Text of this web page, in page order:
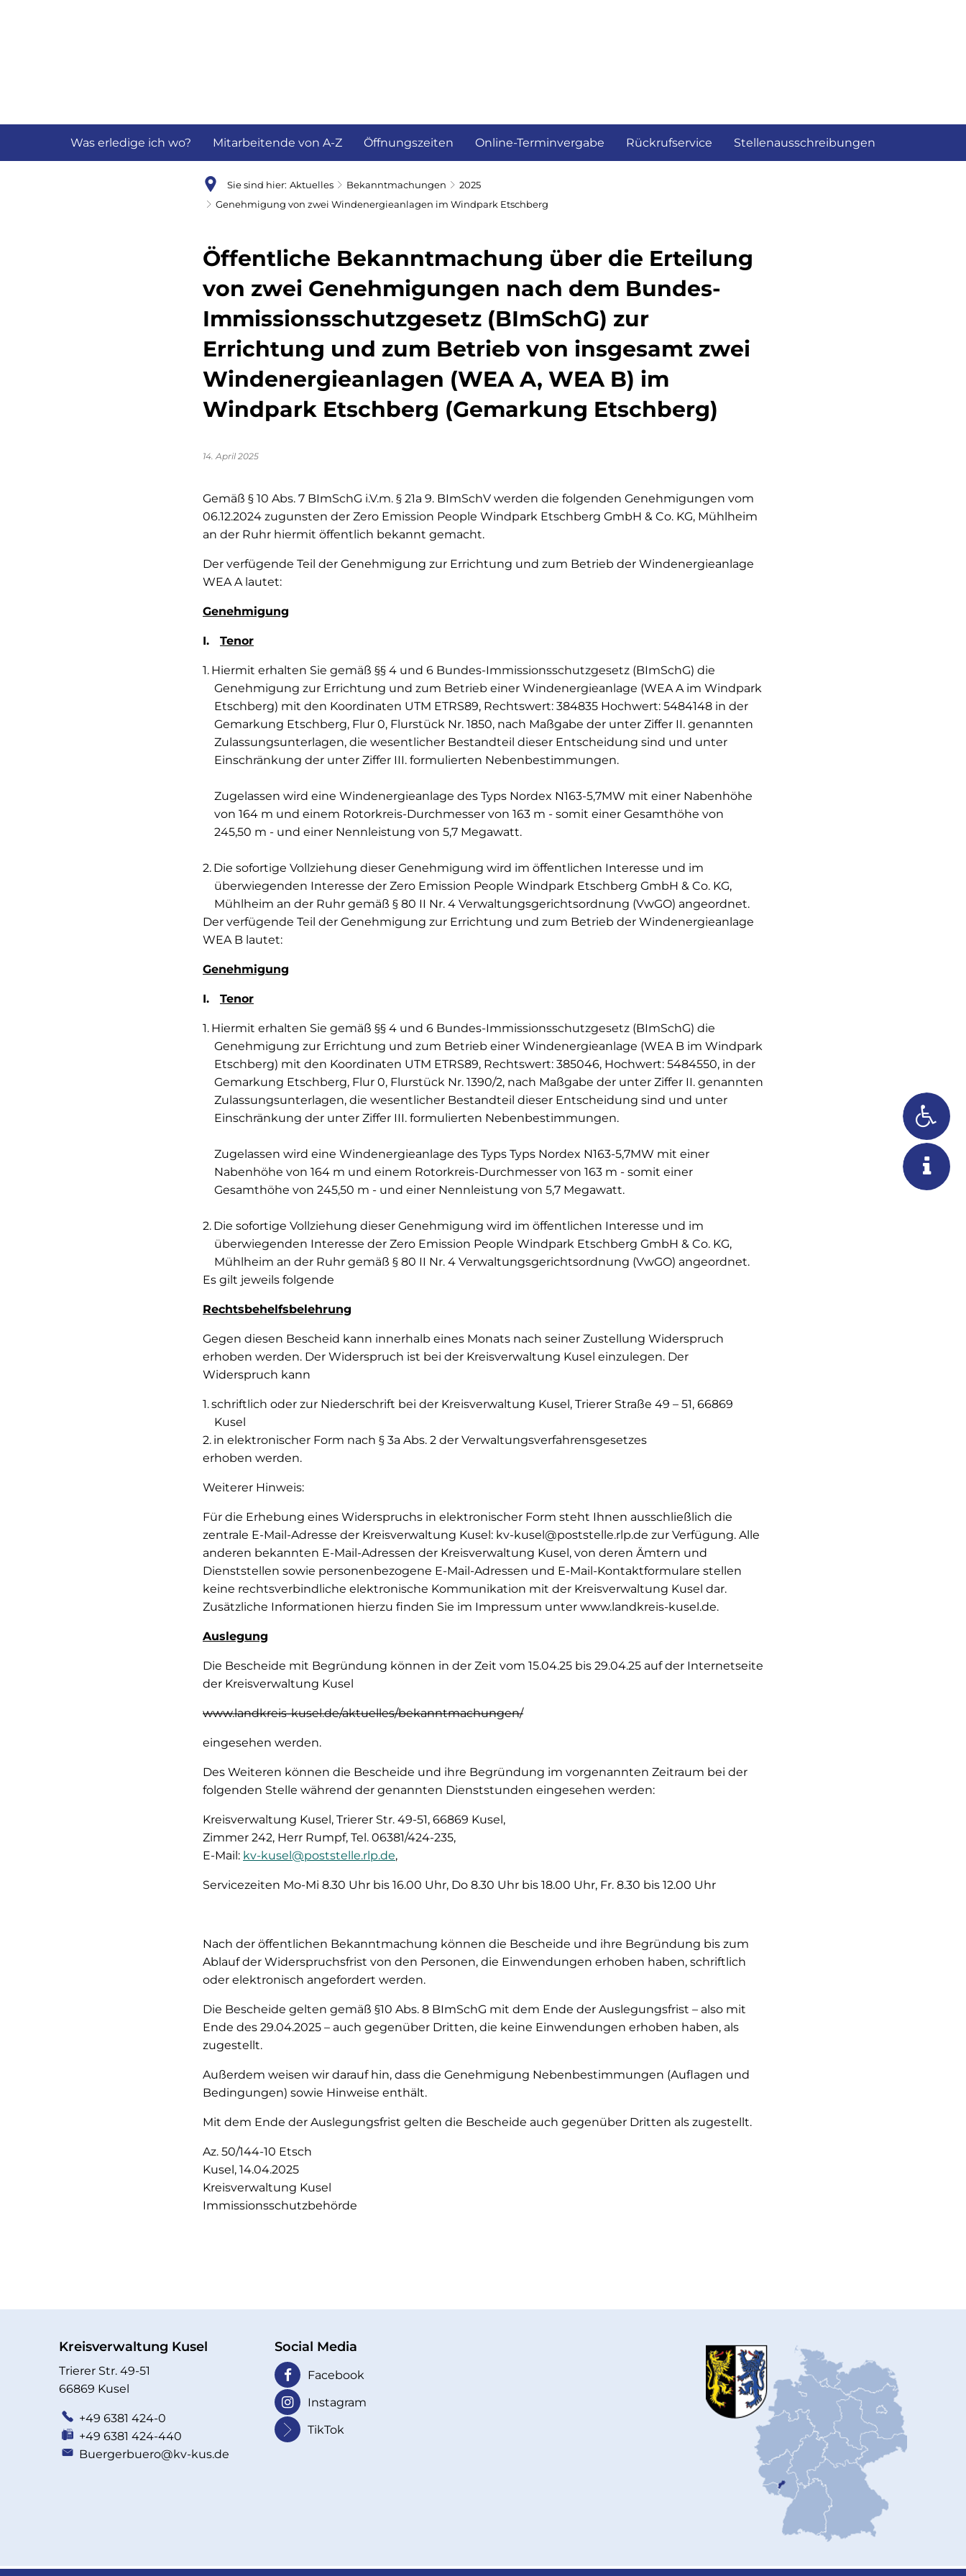
Was erledige ich wo? Mitarbeitende von A-Z Öffnungszeiten Online-Terminvergabe Rückrufservice Stellenausschreibungen
Sie sind hier: Aktuelles Bekanntmachungen
2025
Genehmigung von zwei Windenergieanlagen im Windpark Etschberg
Öffentliche Bekanntmachung über die Erteilung
von zwei Genehmigungen nach dem Bundes-
Immissionsschutzgesetz (BImSchG) zur
Errichtung und zum Betrieb von insgesamt zwei
Windenergieanlagen (WEA A, WEA B) im
Windpark Etschberg (Gemarkung Etschberg)
14. April 2025
Gemäß § 10 Abs. 7 BImSchG i.V.m. § 21a 9. BImSchV werden die folgenden Genehmigungen vom
06.12.2024 zugunsten der Zero Emission People Windpark Etschberg GmbH & Co. KG, Mühlheim
an der Ruhr hiermit öffentlich bekannt gemacht.
Der verfügende Teil der Genehmigung zur Errichtung und zum Betrieb der Windenergieanlage
WEA A lautet:
Genehmigung
I. Tenor
Hiermit erhalten Sie gemäß §§ 4 und 6 Bundes-Immissionsschutzgesetz (BImSchG) die
Genehmigung zur Errichtung und zum Betrieb einer Windenergieanlage (WEA A im Windpark
Etschberg) mit den Koordinaten UTM ETRS89, Rechtswert: 384835 Hochwert: 5484148 in der
Gemarkung Etschberg, Flur 0, Flurstück Nr. 1850, nach Maßgabe der unter Ziffer II. genannten
Zulassungsunterlagen, die wesentlicher Bestandteil dieser Entscheidung sind und unter
Einschränkung der unter Ziffer III. formulierten Nebenbestimmungen.
Zugelassen wird eine Windenergieanlage des Typs Nordex N163-5,7MW mit einer Nabenhöhe
von 164 m und einem Rotorkreis-Durchmesser von 163 m - somit einer Gesamthöhe von
245,50 m - und einer Nennleistung von 5,7 Megawatt.
Die sofortige Vollziehung dieser Genehmigung wird im öffentlichen Interesse und im
überwiegenden Interesse der Zero Emission People Windpark Etschberg GmbH & Co. KG,
Mühlheim an der Ruhr gemäß § 80 II Nr. 4 Verwaltungsgerichtsordnung (VwGO) angeordnet.
Der verfügende Teil der Genehmigung zur Errichtung und zum Betrieb der Windenergieanlage
WEA B lautet:
Genehmigung
I. Tenor
Hiermit erhalten Sie gemäß §§ 4 und 6 Bundes-Immissionsschutzgesetz (BImSchG) die
Genehmigung zur Errichtung und zum Betrieb einer Windenergieanlage (WEA B im Windpark
Etschberg) mit den Koordinaten UTM ETRS89, Rechtswert: 385046, Hochwert: 5484550, in der
Gemarkung Etschberg, Flur 0, Flurstück Nr. 1390/2, nach Maßgabe der unter Ziffer II. genannten
Zulassungsunterlagen, die wesentlicher Bestandteil dieser Entscheidung sind und unter
Einschränkung der unter Ziffer III. formulierten Nebenbestimmungen.
Zugelassen wird eine Windenergieanlage des Typs Typs Nordex N163-5,7MW mit einer
Nabenhöhe von 164 m und einem Rotorkreis-Durchmesser von 163 m - somit einer
Gesamthöhe von 245,50 m - und einer Nennleistung von 5,7 Megawatt.
Die sofortige Vollziehung dieser Genehmigung wird im öffentlichen Interesse und im
überwiegenden Interesse der Zero Emission People Windpark Etschberg GmbH & Co. KG,
Mühlheim an der Ruhr gemäß § 80 II Nr. 4 Verwaltungsgerichtsordnung (VwGO) angeordnet.
Es gilt jeweils folgende
Rechtsbehelfsbelehrung
Gegen diesen Bescheid kann innerhalb eines Monats nach seiner Zustellung Widerspruch
erhoben werden. Der Widerspruch ist bei der Kreisverwaltung Kusel einzulegen. Der
Widerspruch kann
schriftlich oder zur Niederschrift bei der Kreisverwaltung Kusel, Trierer Straße 49 – 51, 66869
Kusel
in elektronischer Form nach § 3a Abs. 2 der Verwaltungsverfahrensgesetzes
erhoben werden.
Weiterer Hinweis:
Für die Erhebung eines Widerspruchs in elektronischer Form steht Ihnen ausschließlich die
zentrale E-Mail-Adresse der Kreisverwaltung Kusel: kv-kusel@poststelle.rlp.de zur Verfügung. Alle
anderen bekannten E-Mail-Adressen der Kreisverwaltung Kusel, von deren Ämtern und
Dienststellen sowie personenbezogene E-Mail-Adressen und E-Mail-Kontaktformulare stellen
keine rechtsverbindliche elektronische Kommunikation mit der Kreisverwaltung Kusel dar.
Zusätzliche Informationen hierzu finden Sie im Impressum unter www.landkreis-kusel.de.
Auslegung
Die Bescheide mit Begründung können in der Zeit vom 15.04.25 bis 29.04.25 auf der Internetseite
der Kreisverwaltung Kusel
www.landkreis-kusel.de/aktuelles/bekanntmachungen/
eingesehen werden.
Des Weiteren können die Bescheide und ihre Begründung im vorgenannten Zeitraum bei der
folgenden Stelle während der genannten Dienststunden eingesehen werden:
Kreisverwaltung Kusel, Trierer Str. 49-51, 66869 Kusel,
Zimmer 242, Herr Rumpf, Tel. 06381/424-235,
E-Mail: kv-kusel@poststelle.rlp.de,
Servicezeiten Mo-Mi 8.30 Uhr bis 16.00 Uhr, Do 8.30 Uhr bis 18.00 Uhr, Fr. 8.30 bis 12.00 Uhr
Nach der öffentlichen Bekanntmachung können die Bescheide und ihre Begründung bis zum
Ablauf der Widerspruchsfrist von den Personen, die Einwendungen erhoben haben, schriftlich
oder elektronisch angefordert werden.
Die Bescheide gelten gemäß §10 Abs. 8 BImSchG mit dem Ende der Auslegungsfrist – also mit
Ende des 29.04.2025 – auch gegenüber Dritten, die keine Einwendungen erhoben haben, als
zugestellt.
Außerdem weisen wir darauf hin, dass die Genehmigung Nebenbestimmungen (Auflagen und
Bedingungen) sowie Hinweise enthält.
Mit dem Ende der Auslegungsfrist gelten die Bescheide auch gegenüber Dritten als zugestellt.
Az. 50/144-10 Etsch
Kusel, 14.04.2025
Kreisverwaltung Kusel
Immissionsschutzbehörde
Kreisverwaltung Kusel
Trierer Str. 49-51
66869 Kusel
+49 6381 424-0
+49 6381 424-440
Buergerbuero@kv-kus.de
Social Media
Facebook
Instagram
TikTok